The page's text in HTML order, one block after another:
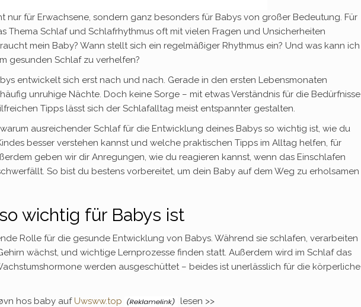
nur für Erwachsene, sondern ganz besonders für Babys von großer Bedeutung. Für
Thema Schlaf und Schlafrhythmus oft mit vielen Fragen und Unsicherheiten
mein Baby? Wann stellt sich ein regelmäßiger Rhythmus ein? Und was kann ich
gesunden Schlaf zu verhelfen?
entwickelt sich erst nach und nach. Gerade in den ersten Lebensmonaten
unruhige Nächte. Doch keine Sorge – mit etwas Verständnis für die Bedürfnisse
Tipps lässt sich der Schlafalltag meist entspannter gestalten.
ausreichender Schlaf für die Entwicklung deines Babys so wichtig ist, wie du
besser verstehen kannst und welche praktischen Tipps im Alltag helfen, für
geben wir dir Anregungen, wie du reagieren kannst, wenn das Einschlafen
So bist du bestens vorbereitet, um dein Baby auf dem Weg zu erholsamen
wichtig für Babys ist
Rolle für die gesunde Entwicklung von Babys. Während sie schlafen, verarbeiten
wächst, und wichtige Lernprozesse finden statt. Außerdem wird im Schlaf das
werden ausgeschüttet – beides ist unerlässlich für die körperliche
hos baby auf Uwsww.top
lesen >>